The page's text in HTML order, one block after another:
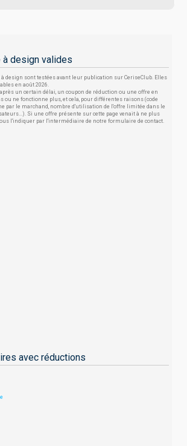
design valides
design sont testées avant leur publication sur CeriseClub. Elles
en août 2026.
un certain délai, un coupon de réduction ou une offre en
ou ne fonctionne plus, et cela, pour différentes raisons (code
par le marchand, nombre d'utilisation de l'offre limitée dans le
Si une offre présente sur cette page venait à ne plus
l'indiquer par l'intermédiaire de notre formulaire de contact.
avec réductions